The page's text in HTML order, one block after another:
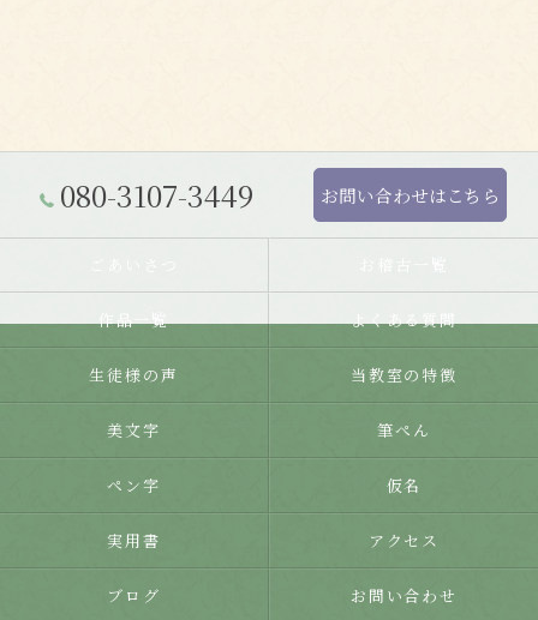
080-3107-3449 お問い合わせはこちら
作品一覧 よくある質問
生徒様の声 当教室の特徴
美文字 筆ぺん
ペン字 仮名
実用書 アクセス
ブログ お問い合わせ